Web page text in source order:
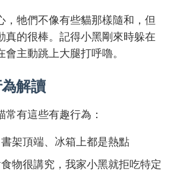
，牠們不像有些貓那樣隨和，但
真的很棒。記得小黑剛來時躲在
主動跳上大腿打呼嚕。
解讀
有這些有趣行為：
架頂端、冰箱上都是熱點
物很講究，我家小黑就拒吃特定